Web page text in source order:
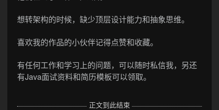
想转架构的时候，缺少顶层设计能力和抽象思维。
喜欢我的作品的小伙伴记得点赞和收藏。
有任何工作和学习上的问题，可以随时私信我，另还
有Java面试资料和简历模板可以领取。
正文到此结束